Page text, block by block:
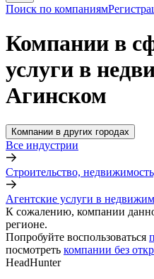
Поиск по компаниям
Компании в
услуги в
Агинском
Компании в других городах
Все индустрии
Строительство,
Агентские услуги в
К сожалению, компании
регионе.
Попробуйте воспользоваться
посмотреть компании без
HeadHunter